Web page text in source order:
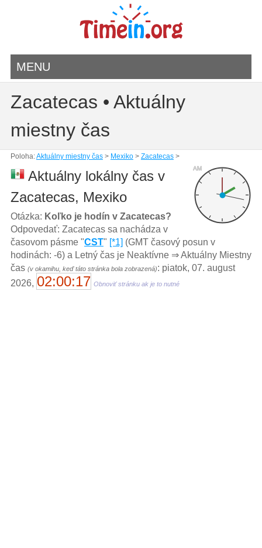
MENU
Zacatecas • Aktuálny
miestny čas
Poloha:Aktuálny miestny čas> Mexiko> Zacatecas>
AM
Aktuálny lokálny čas v
Zacatecas, Mexiko
Otázka: Koľko je hodín v Zacatecas?
Odpovedať: Zacatecas sa nachádza v
časovom pásme "CST" [*1] (GMT časový posun v
hodinách: -6) a Letný čas je Neaktívne ⇒ Aktuálny Miestny
čas (v okamihu, keď táto stránka bola zobrazená): piatok, 07. august
2026, 02:00:17 Obnoviť stránku ak je to nutné